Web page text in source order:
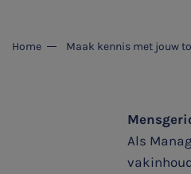
Home Maak kennis met jouw
Als